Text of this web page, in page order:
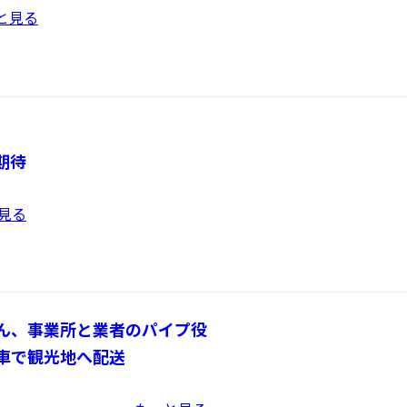
見る
待
る
、事業所と業者のパイプ役
で観光地へ配送